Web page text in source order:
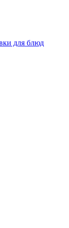
для блюд